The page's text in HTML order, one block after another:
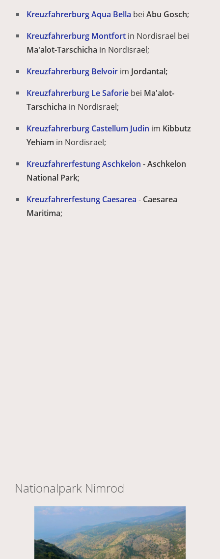
Kreuzfahrerburg Aqua Bella bei Abu Gosch;
Kreuzfahrerburg Montfort in Nordisrael bei
Ma'alot-Tarschicha in Nordisrael;
Kreuzfahrerburg Belvoir im Jordantal;
Kreuzfahrerburg Le Saforie bei Ma'alot-
Tarschicha in Nordisrael;
Kreuzfahrerburg Castellum Judin im Kibbutz
Yehiam in Nordisrael;
Kreuzfahrerfestung Aschkelon -Aschkelon
National Park;
Kreuzfahrerfestung Caesarea - Caesarea
Maritima;
Nationalpark Nimrod